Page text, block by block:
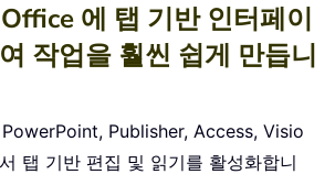
에 탭 기반 인터페이
작업을 훨씬 쉽게 만듭니
Publisher, Access, Visio
탭 기반 편집 및 읽기를 활성화합니